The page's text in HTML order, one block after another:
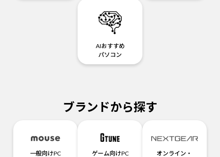
AIおすすめ
パソコン
ブランドから探す
一般向けPC ゲーム向けPC
オンライン・